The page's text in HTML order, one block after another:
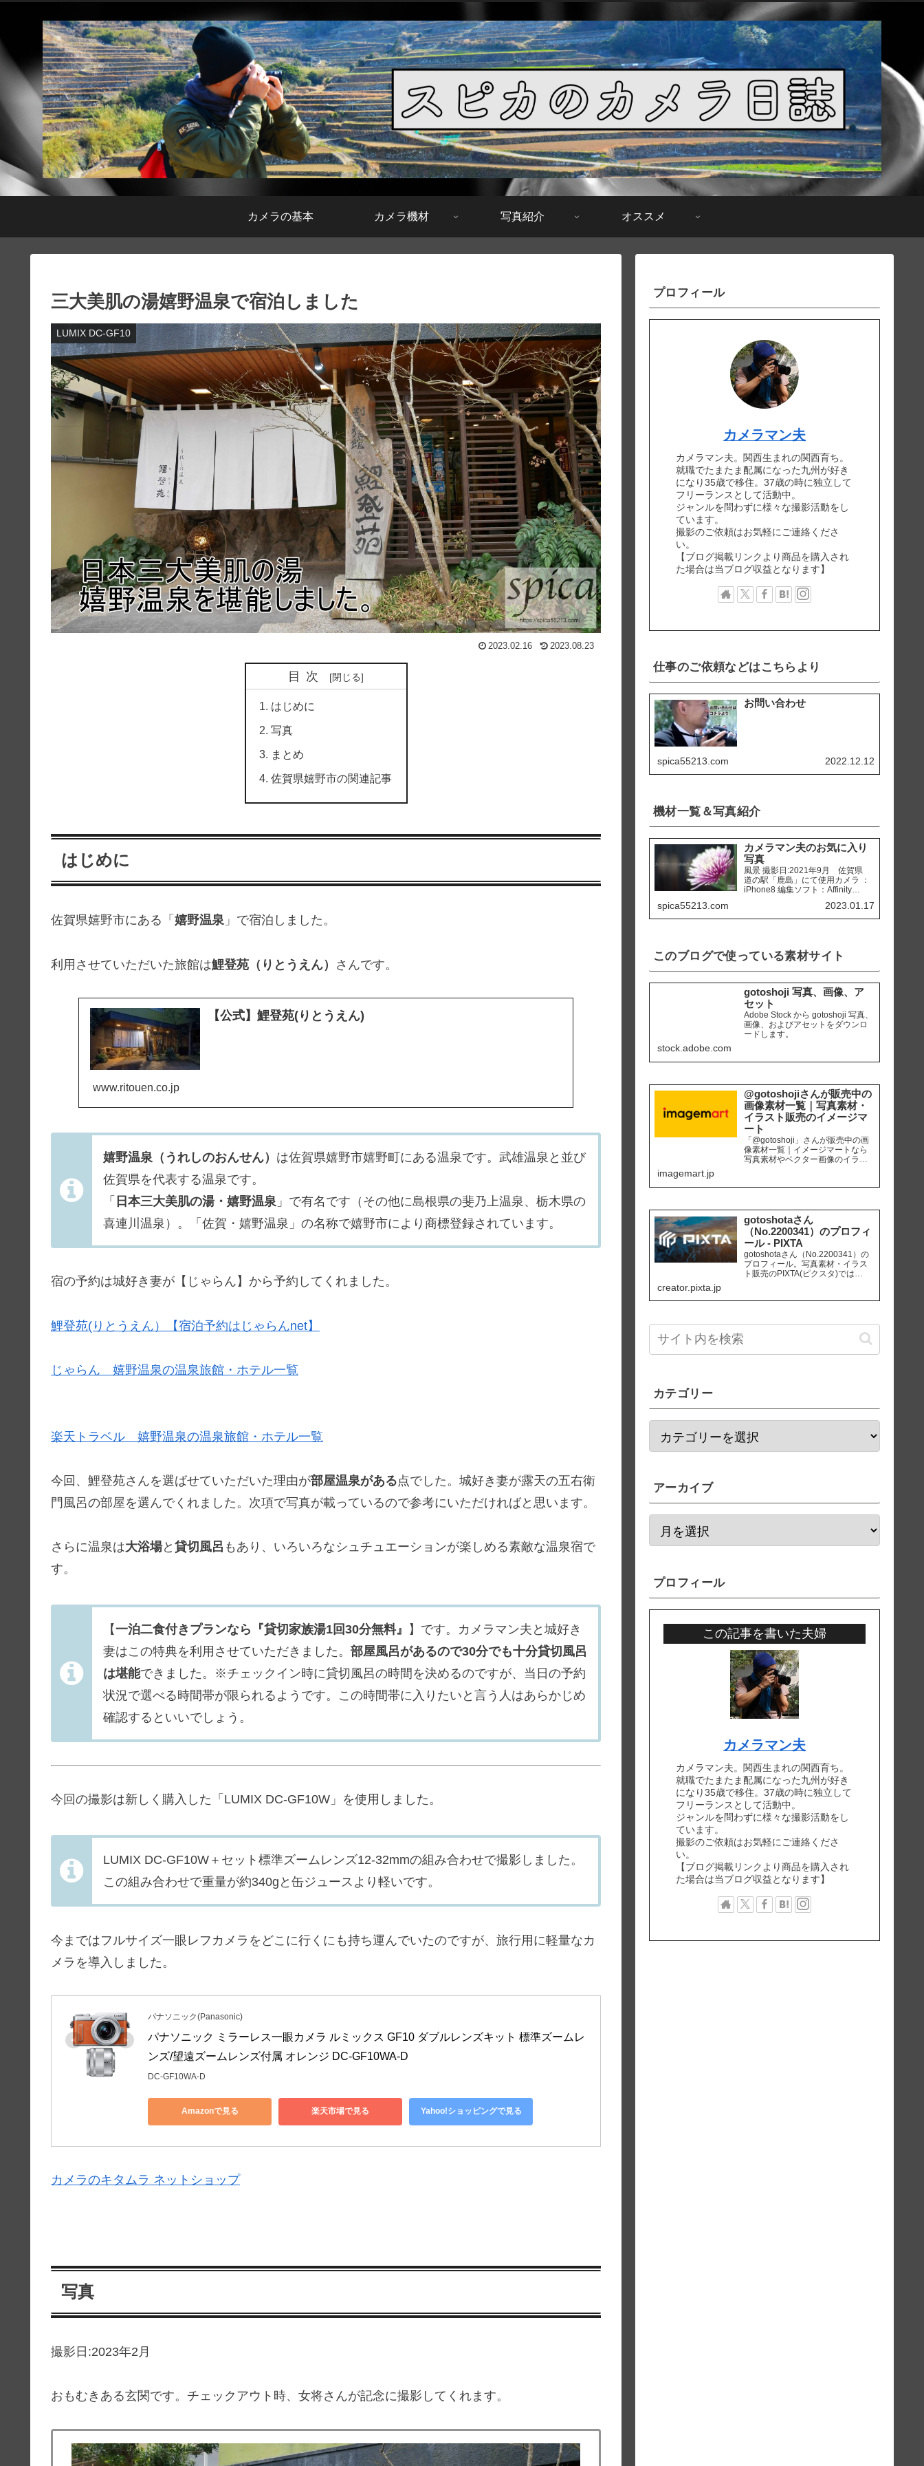
カメラの基本 カメラ機材 写真紹介 オススメ
三大美肌の湯嬉野温泉で宿泊しました
LUMIX DC-GF10
2023.02.16 2023.08.23
目次
はじめに
写真
まとめ
佐賀県嬉野市の関連記事
はじめに
佐賀県嬉野市にある「 嬉野温泉 」で宿泊しました。
利用させていただいた旅館は鯉登苑（りとうえん） さんです。
【公式】鯉登苑(りとうえん)
www.ritouen.co.jp
嬉野温泉（うれしのおんせん） は佐賀県嬉野市嬉野町にある温泉です。武雄温泉と並び
佐賀県を代表する温泉です。
「 日本三大美肌の湯・嬉野温泉 」で有名です（その他に島根県の斐乃上温泉、栃木県の
喜連川温泉）。「佐賀・嬉野温泉」の名称で嬉野市により商標登録されています。
宿の予約は城好き妻が【じゃらん】から予約してくれました。
鯉登苑(りとうえん）【宿泊予約はじゃらんnet】
じゃらん 嬉野温泉の温泉旅館・ホテル一覧
楽天トラベル 嬉野温泉の温泉旅館・ホテル一覧
今回、鯉登苑さんを選ばせていただいた理由が部屋温泉がある点でした。城好き妻が露天の五右衛
門風呂の部屋を選んでくれました。次項で写真が載っているので参考にいただければと思います。
さらに温泉は大浴場と 貸切風呂 もあり、いろいろなシュチュエーションが楽しめる素敵な温泉宿で
す。
【一泊二食付きプランなら『貸切家族湯1回30分無料』
】です。カメラマン夫と城好き
妻はこの特典を利用させていただきました。 部屋風呂があるので30分でも十分貸切風呂
は堪能できました。※チェックイン時に貸切風呂の時間を決めるのですが、当日の予約
状況で選べる時間帯が限られるようです。この時間帯に入りたいと言う人はあらかじめ
確認するといいでしょう。
今回の撮影は新しく購入した「LUMIX DC-GF10W」を使用しました。
LUMIX DC-GF10W＋セット標準ズームレンズ12-32mmの組み合わせで撮影しました。
この組み合わせで重量が約340gと缶ジュースより軽いです。
今まではフルサイズ一眼レフカメラをどこに行くにも持ち運んでいたのですが、旅行用に軽量なカ
メラを導入しました。
パナソニック(Panasonic)
パナソニック ミラーレス一眼カメラ ルミックス GF10 ダブルレンズキット 標準ズームレ
ンズ/望遠ズームレンズ付属 オレンジ DC-GF10WA-D
DC-GF10WA-D
Amazonで見る 楽天市場で見る Yahoo!ショッピングで見る
カメラのキタムラ ネットショップ
写真
撮影日:2023年2月
おもむきある玄関です。チェックアウト時、女将さんが記念に撮影してくれます。
プロフィール
カメラマン夫
カメラマン夫。関西生まれの関西育ち。
就職でたまたま配属になった九州が好き
になり35歳で移住。37歳の時に独立して
フリーランスとして活動中。
ジャンルを問わずに様々な撮影活動をし
ています。
撮影のご依頼はお気軽にご連絡くださ
い。
【ブログ掲載リンクより商品を購入され
た場合は当ブログ収益となります】
仕事のご依頼などはこちらより
お問い合わせ
spica55213.com 2022.12.12
機材一覧＆写真紹介
カメラマン夫のお気に入り
写真
風景 撮影日:2021年9月 佐賀県
道の駅「鹿島」にて使用カメラ ：
iPhone8 編集ソフト：Affinity
天草市 「ホテルアレグリアガー
デンズ天草」にて使用カメラ ：
spica55213.com 2023.01.17
このブログで使っている素材サイト
gotoshoji 写真、画像、ア
セット
Adobe Stock から gotoshoji 写真、
画像、およびアセットをダウンロ
ードします。
stock.adobe.com
@gotoshojiさんが販売中の
画像素材一覧｜写真素材・
イラスト販売のイメージマ
ート
「@gotoshoji」さんが販売中の画
像素材一覧｜イメージマートなら
写真素材やベクター画像のイラス
購入可能です。個人、商用を問わ
イヤリティフリー画像を、広報、
販促、社内資料作り、サイト運営
等にご活用ください。
imagemart.jp
gotoshotaさん
（No.2200341）のプロフィ
ール - PIXTA
gotoshotaさん（No.2200341）の
プロフィール。写真素材・イラス
ト販売のPIXTA(ピクスタ)では
550円から購入可能です。毎週更新
creator.pixta.jp
カテゴリー
アーカイブ
プロフィール
この記事を書いた夫婦
カメラマン夫
カメラマン夫。関西生まれの関西育ち。
就職でたまたま配属になった九州が好き
になり35歳で移住。37歳の時に独立して
フリーランスとして活動中。
ジャンルを問わずに様々な撮影活動をし
ています。
撮影のご依頼はお気軽にご連絡くださ
い。
【ブログ掲載リンクより商品を購入され
た場合は当ブログ収益となります】